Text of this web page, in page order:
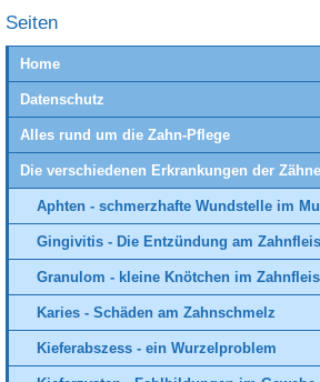
Seiten
Home
Datenschutz
Alles rund um die Zahn-Pflege
Die verschiedenen Erkrankungen der Zähne
Aphten - schmerzhafte Wundstelle im
Gingivitis - Die Entzündung am
Granulom - kleine Knötchen im
Karies - Schäden am Zahnschmelz
Kieferabszess - ein Wurzelproblem